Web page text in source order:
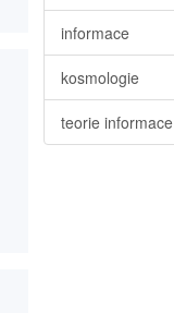
informace
kosmologie
teorie informace